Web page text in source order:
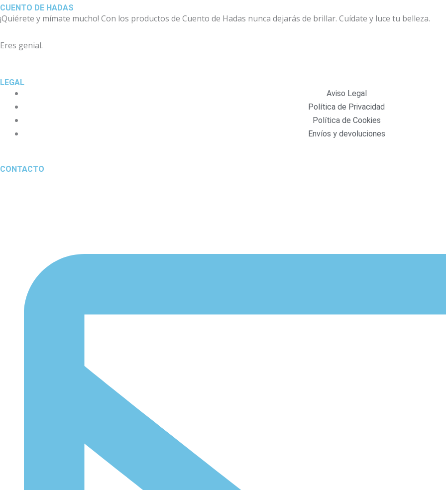
CUENTO DE HADAS
¡Quiérete y mímate mucho! Con los productos de Cuento de Hadas nunca dejarás de brillar. Cuídate y luce tu belleza.
Eres genial.
LEGAL
Aviso Legal
Política de Privacidad
Política de Cookies
Envíos y devoluciones
CONTACTO